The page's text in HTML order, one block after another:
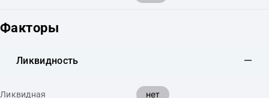
Факторы
Ликвидность
Ликвидная нет